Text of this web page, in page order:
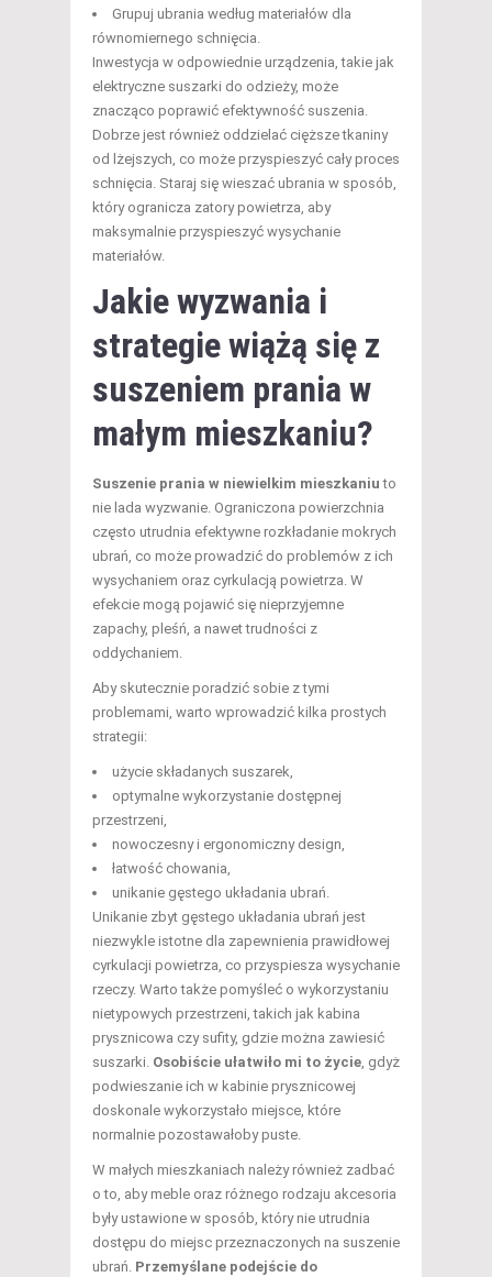
Grupuj ubrania według materiałów dla
równomiernego schnięcia.
Inwestycja w odpowiednie urządzenia, takie jak
elektryczne suszarki do odzieży, może
znacząco poprawić efektywność suszenia.
Dobrze jest również oddzielać cięższe tkaniny
od lżejszych, co może przyspieszyć cały proces
schnięcia. Staraj się wieszać ubrania w sposób,
który ogranicza zatory powietrza, aby
maksymalnie przyspieszyć wysychanie
materiałów.
Jakie wyzwania i
strategie wiążą się z
suszeniem prania w
małym mieszkaniu?
Suszenie prania w niewielkim mieszkaniu to
nie lada wyzwanie. Ograniczona powierzchnia
często utrudnia efektywne rozkładanie mokrych
ubrań, co może prowadzić do problemów z ich
wysychaniem oraz cyrkulacją powietrza. W
efekcie mogą pojawić się nieprzyjemne
zapachy, pleśń, a nawet trudności z
oddychaniem.
Aby skutecznie poradzić sobie z tymi
problemami, warto wprowadzić kilka prostych
strategii:
użycie składanych suszarek,
optymalne wykorzystanie dostępnej
przestrzeni,
nowoczesny i ergonomiczny design,
łatwość chowania,
unikanie gęstego układania ubrań.
Unikanie zbyt gęstego układania ubrań jest
niezwykle istotne dla zapewnienia prawidłowej
cyrkulacji powietrza, co przyspiesza wysychanie
rzeczy. Warto także pomyśleć o wykorzystaniu
nietypowych przestrzeni, takich jak kabina
prysznicowa czy sufity, gdzie można zawiesić
suszarki. Osobiście ułatwiło mi to życie, gdyż
podwieszanie ich w kabinie prysznicowej
doskonale wykorzystało miejsce, które
normalnie pozostawałoby puste.
W małych mieszkaniach należy również zadbać
o to, aby meble oraz różnego rodzaju akcesoria
były ustawione w sposób, który nie utrudnia
dostępu do miejsc przeznaczonych na suszenie
ubrań. Przemyślane podejście do